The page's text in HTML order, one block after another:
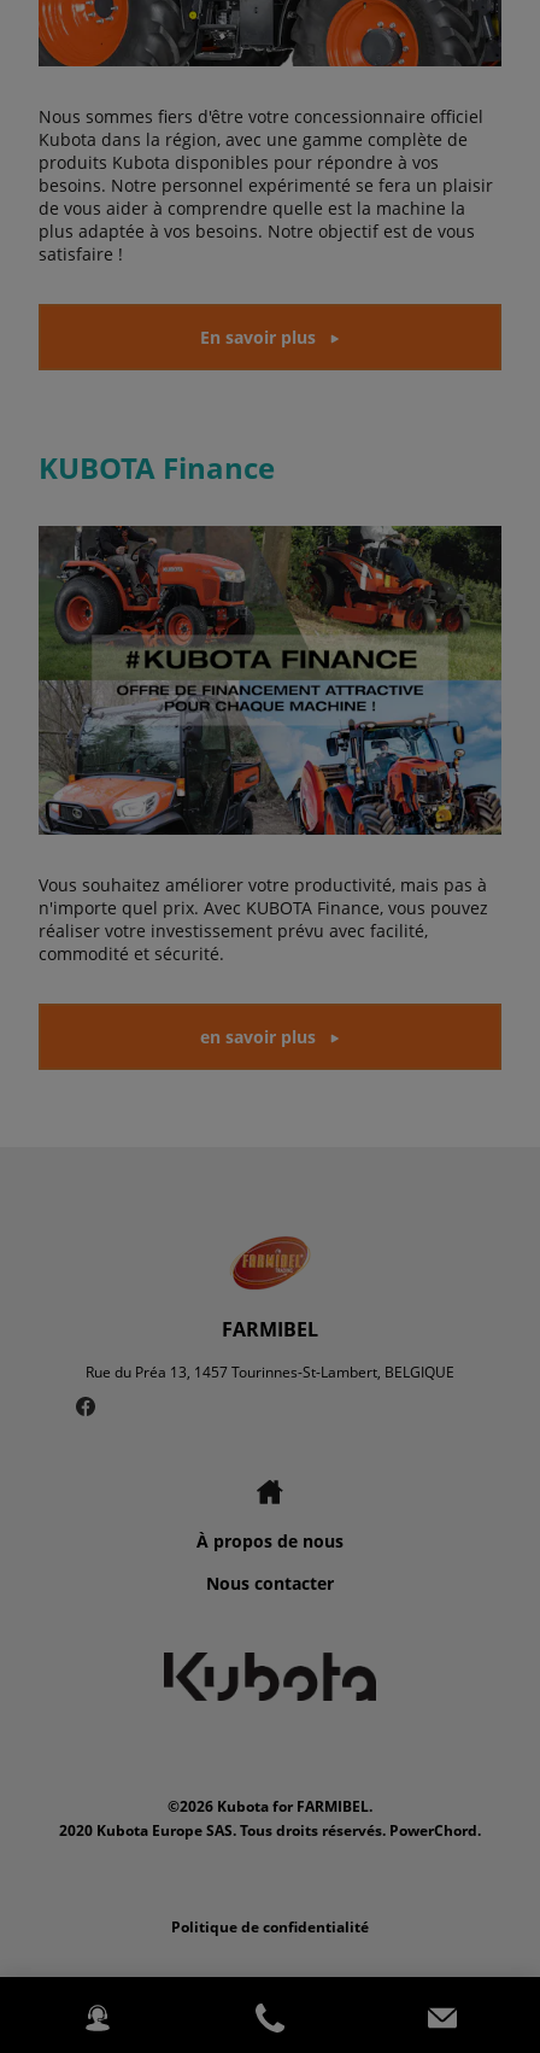
Nous sommes fiers d'être votre concessionnaire officiel
Kubota dans la région, avec une gamme complète de
produits Kubota disponibles pour répondre à vos
besoins. Notre personnel expérimenté se fera un plaisir
de vous aider à comprendre quelle est la machine la
plus adaptée à vos besoins. Notre objectif est de vous
satisfaire !
En savoir plus
KUBOTA Finance
Vous souhaitez améliorer votre productivité, mais pas à
n'importe quel prix. Avec KUBOTA Finance, vous pouvez
réaliser votre investissement prévu avec facilité,
commodité et sécurité.
en savoir plus
FARMIBEL
Rue du Préa 13, 1457 Tourinnes-St-Lambert, BELGIQUE
À propos de nous
Nous contacter
©2026 Kubota for FARMIBEL.
2020 Kubota Europe SAS. Tous droits réservés. PowerChord.
Politique de confidentialité